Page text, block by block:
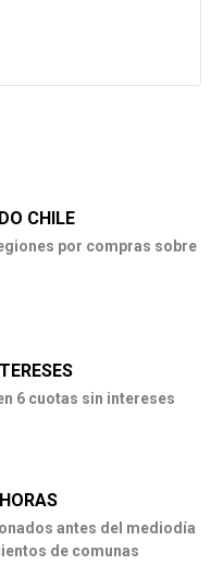
CHILE
por compras sobre
6 cuotas sin intereses
antes del mediodía
de comunas